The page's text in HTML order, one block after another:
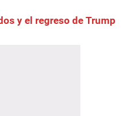
y el regreso de Trump